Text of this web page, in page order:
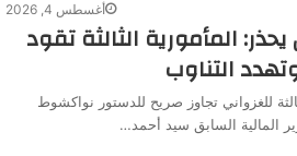
أغسطس 4, 2026
المأمورية الثالثة تقود
التناوب
للغزواني تجاوز صريح للدستور نواكشوط
المالية السابق سيد أحمد…